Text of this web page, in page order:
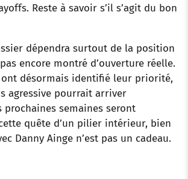
Reste à savoir s’il s’agit du bon
dépendra surtout de la position
pas encore montré d’ouverture réelle.
ont désormais identifié leur priorité,
agressive pourrait arriver
prochaines semaines seront
quête d’un pilier intérieur, bien
Danny Ainge n’est pas un cadeau.